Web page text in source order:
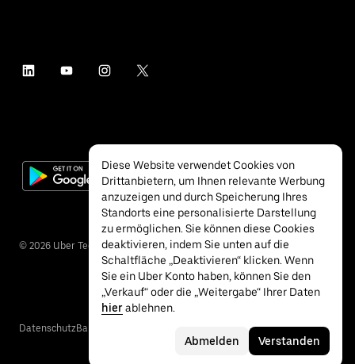
© 2026 Uber Technologies Inc.
DatenschutzBarrierefreiheit
Diese Website verwendet Cookies von
Drittanbietern, um Ihnen relevante Werbung
anzuzeigen und durch Speicherung Ihres
Standorts eine personalisierte Darstellung
zu ermöglichen. Sie können diese Cookies
deaktivieren, indem Sie unten auf die
Schaltfläche „Deaktivieren“ klicken. Wenn
Sie ein Uber Konto haben, können Sie den
„Verkauf“ oder die „Weitergabe“ Ihrer Daten
hierablehnen.
Abmelden Verstanden